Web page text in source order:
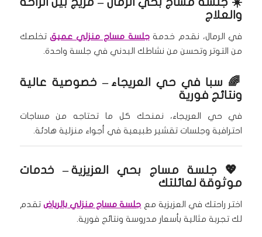
والعلاج
في الرمال، نقدم خدمةجلسة مساج منزلي عميقتخلصك
من التوتر وتحسن من نشاطك البدني في جلسة واحدة.
🌈 سبا في حي العريجاء – خصوصية عالية
ونتائج فورية
في حي العريجاء، نمنحك كل ما تحتاجه من مساجات
احترافية وجلسات تقشير طبيعية في أجواء منزلية هادئة.
💖 جلسة مساج بحي العزيزية– خدمات
موثوقة لعائلتك
اختر راحتك في العزيزية مع جلسة مساج منزلي بالرياض تقدم
لك تجربة مثالية بأسعار مدروسة ونتائج فورية.